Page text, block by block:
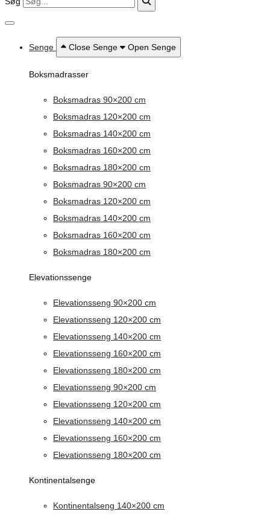
Senge Close Senge Open Senge
Boksmadrasser
Boksmadras 90×200 cm
Boksmadras 120×200 cm
Boksmadras 140×200 cm
Boksmadras 160×200 cm
Boksmadras 180×200 cm
Boksmadras 90×200 cm
Boksmadras 120×200 cm
Boksmadras 140×200 cm
Boksmadras 160×200 cm
Boksmadras 180×200 cm
Elevationssenge
Elevationsseng 90×200 cm
Elevationsseng 120×200 cm
Elevationsseng 140×200 cm
Elevationsseng 160×200 cm
Elevationsseng 180×200 cm
Elevationsseng 90×200 cm
Elevationsseng 120×200 cm
Elevationsseng 140×200 cm
Elevationsseng 160×200 cm
Elevationsseng 180×200 cm
Kontinentalsenge
Kontinentalseng 140×200 cm